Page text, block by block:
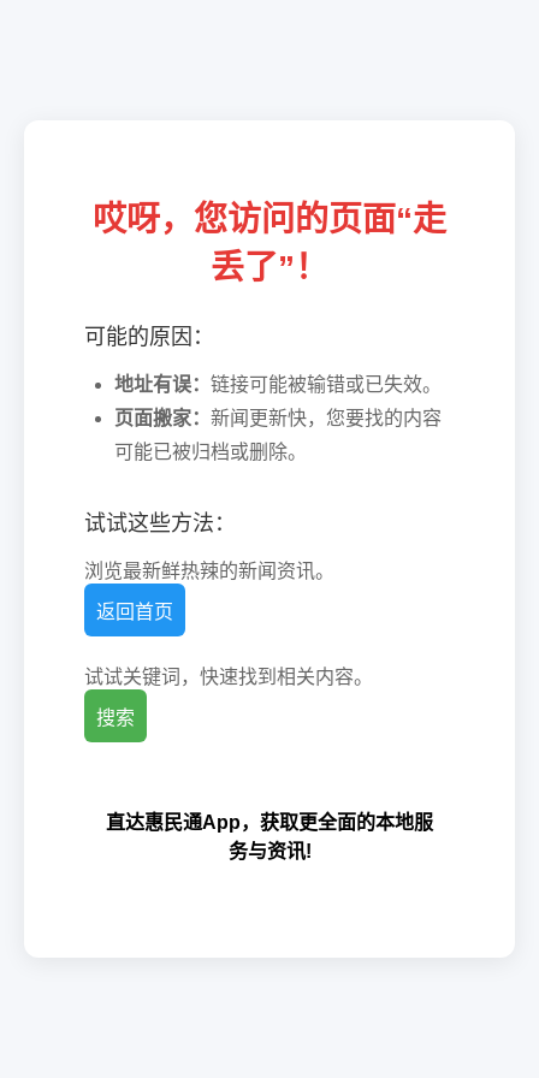
哎呀，您访问的页面“走
丢了”！
可能的原因：
地址有误： 链接可能被输错或已失效。
页面搬家： 新闻更新快，您要找的内容
可能已被归档或删除。
试试这些方法：
浏览最新鲜热辣的新闻资讯。
返回首页
试试关键词，快速找到相关内容。
搜索
直达惠民通App，获取更全面的本地服
务与资讯!